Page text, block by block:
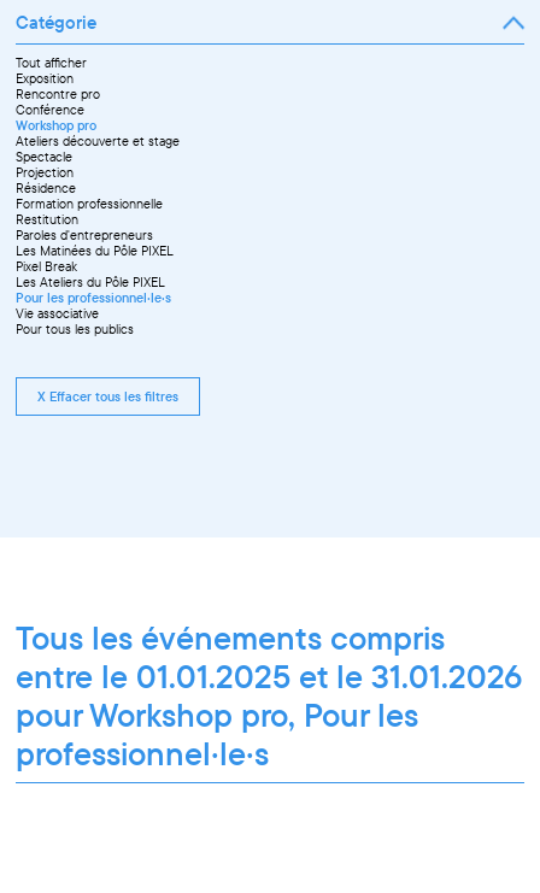
Catégorie
Tout afficher
Exposition
Rencontre pro
Conférence
Workshop pro
Ateliers découverte et stage
Spectacle
Projection
Résidence
Formation professionnelle
Restitution
Paroles d'entrepreneurs
Les Matinées du Pôle PIXEL
Pixel Break
Les Ateliers du Pôle PIXEL
Pour les professionnel·le·s
Vie associative
Pour tous les publics
X Effacer tous les filtres
Tous les événements compris
entre le 01.01.2025 et le 31.01.2026
pour Workshop pro, Pour les
professionnel·le·s